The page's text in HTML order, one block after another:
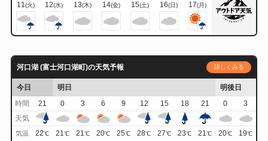
11(火) 12(水) 13(木) 14(金) 15(土) 16(日) 17(月)
河口湖 (富士河口湖町)の天気予報 詳しくみる
今日 明日
明後日
時間
21 0 3 6 9 12 15 18 21 0
3
天気
気温 22℃ 21℃ 21℃ 20℃ 25℃ 28℃ 27℃ 23℃ 21℃ 20℃ 19℃